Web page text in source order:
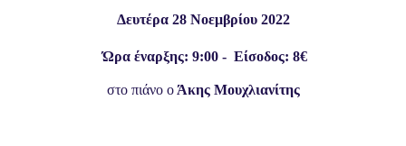
Δευτέρα 28 Νοεμβρίου 2022
Ώρα έναρξης: 9:00 - Είσοδος: 8€
στο πιάνο ο Άκης Μουχλιανίτης